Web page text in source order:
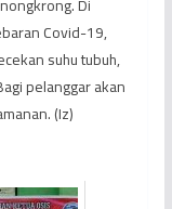
Covid-19,
suhu tubuh,
pelanggar akan
(Iz)